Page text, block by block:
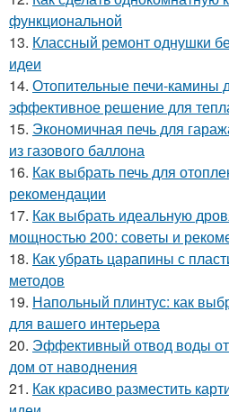
функциональной
13. Классный ремонт однушки
идеи
14. Отопительные печи-камины
эффективное решение для
15. Экономичная печь для
из газового баллона
16. Как выбрать печь для
рекомендации
17. Как выбрать идеальную
мощностью 200: советы и
18. Как убрать царапины с
методов
19. Напольный плинтус: как
для вашего интерьера
20. Эффективный отвод воды
дом от наводнения
21. Как красиво разместить